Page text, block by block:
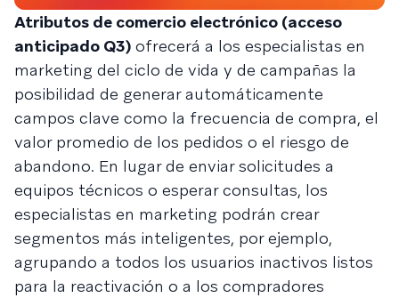
Atributos de comercio electrónico (acceso
anticipado Q3) ofrecerá a los especialistas en
marketing del ciclo de vida y de campañas la
posibilidad de generar automáticamente
campos clave como la frecuencia de compra, el
valor promedio de los pedidos o el riesgo de
abandono. En lugar de enviar solicitudes a
equipos técnicos o esperar consultas, los
especialistas en marketing podrán crear
segmentos más inteligentes, por ejemplo,
agrupando a todos los usuarios inactivos listos
para la reactivación o a los compradores